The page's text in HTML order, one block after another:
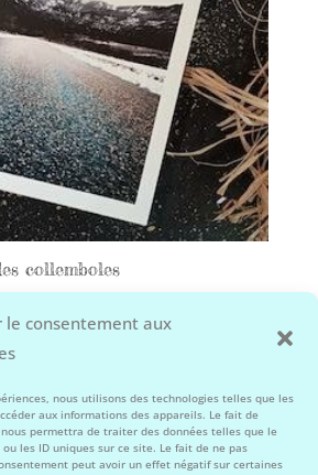
le consentement aux
nous utilisons des technologies telles que les
aux informations des appareils. Le fait de
permettra de traiter des données telles que le
les ID uniques sur ce site. Le fait de ne pas
peut avoir un effet négatif sur certaines
collemboles